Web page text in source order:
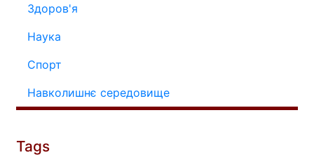
Здоров'я
Наука
Спорт
Навколишнє середовище
Tags